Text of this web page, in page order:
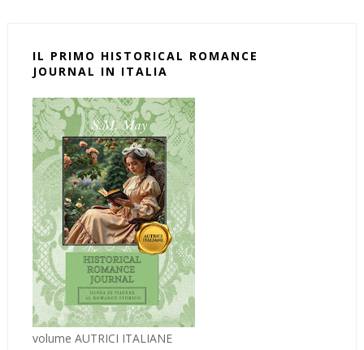
IL PRIMO HISTORICAL ROMANCE
JOURNAL IN ITALIA
volume AUTRICI ITALIANE